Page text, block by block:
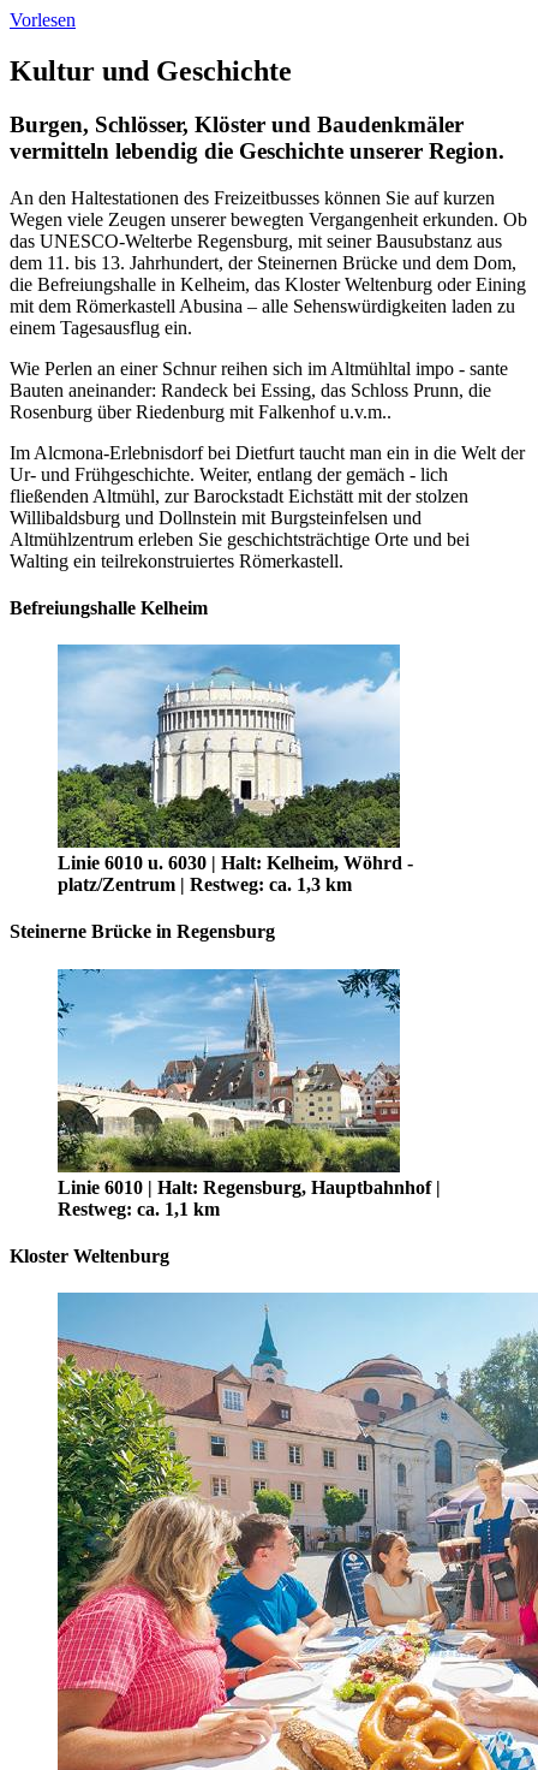
Vorlesen
Kultur und Geschichte
Burgen, Schlösser, Klöster und Baudenkmäler
vermitteln lebendig die Geschichte unserer Region.
An den Haltestationen des Freizeitbusses können Sie auf kurzen
Wegen viele Zeugen unserer bewegten Vergangenheit erkunden. Ob
das UNESCO-Welterbe Regensburg, mit seiner Bausubstanz aus
dem 11. bis 13. Jahrhundert, der Steinernen Brücke und dem Dom,
die Befreiungshalle in Kelheim, das Kloster Weltenburg oder Eining
mit dem Römerkastell Abusina – alle Sehenswürdigkeiten laden zu
einem Tagesausflug ein.
Wie Perlen an einer Schnur reihen sich im Altmühltal impo - sante
Bauten aneinander: Randeck bei Essing, das Schloss Prunn, die
Rosenburg über Riedenburg mit Falkenhof u.v.m..
Im Alcmona-Erlebnisdorf bei Dietfurt taucht man ein in die Welt der
Ur- und Frühgeschichte. Weiter, entlang der gemäch - lich
fließenden Altmühl, zur Barockstadt Eichstätt mit der stolzen
Willibaldsburg und Dollnstein mit Burgsteinfelsen und
Altmühlzentrum erleben Sie geschichtsträchtige Orte und bei
Walting ein teilrekonstruiertes Römerkastell.
Befreiungshalle Kelheim
Linie 6010 u. 6030 | Halt: Kelheim, Wöhrd -
platz/Zentrum | Restweg: ca. 1,3 km
Steinerne Brücke in Regensburg
Linie 6010 | Halt: Regensburg, Hauptbahnhof |
Restweg: ca. 1,1 km
Kloster Weltenburg